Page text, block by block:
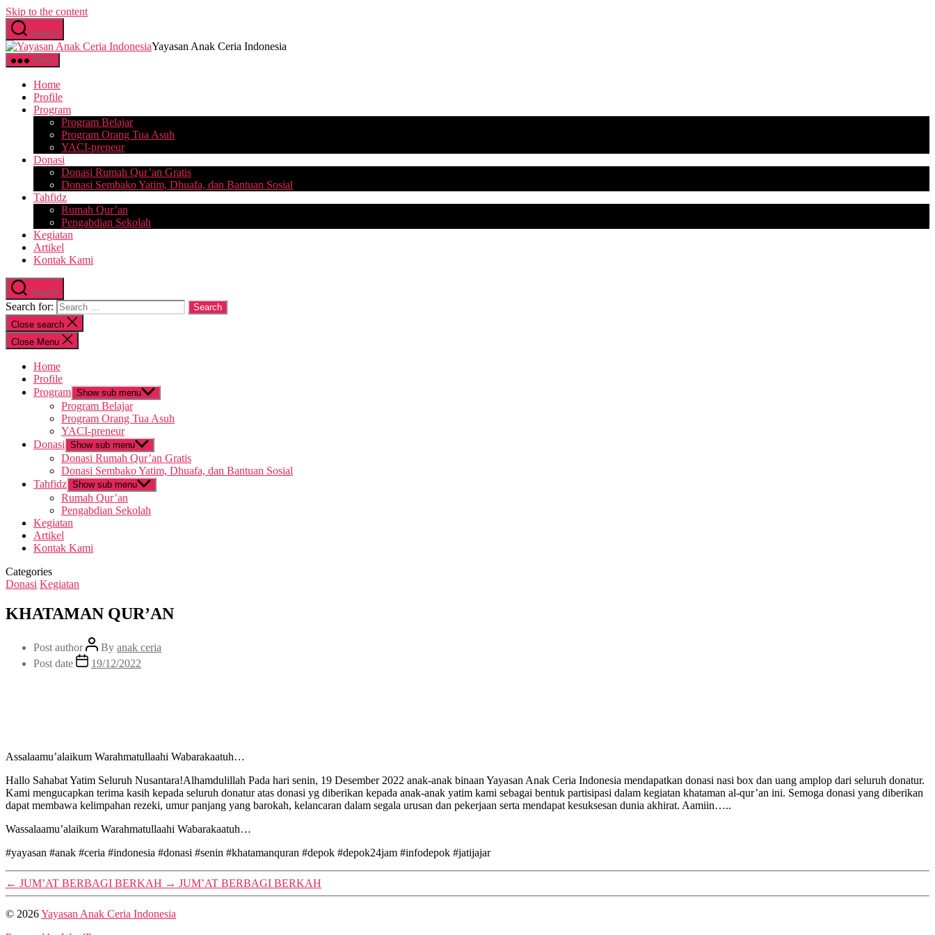
Skip to the content
Search
Yayasan Anak Ceria Indonesia
Menu
Home
Profile
Program
Program Belajar
Program Orang Tua Asuh
YACI-preneur
Donasi
Donasi Rumah Qur’an Gratis
Donasi Sembako Yatim, Dhuafa, dan Bantuan Sosial
Tahfidz
Rumah Qur’an
Pengabdian Sekolah
Kegiatan
Artikel
Kontak Kami
Search
Search for:
Close search
Close Menu
Home
Profile
Program Show sub menu
Program Belajar
Program Orang Tua Asuh
YACI-preneur
Donasi Show sub menu
Donasi Rumah Qur’an Gratis
Donasi Sembako Yatim, Dhuafa, dan Bantuan Sosial
Tahfidz Show sub menu
Rumah Qur’an
Pengabdian Sekolah
Kegiatan
Artikel
Kontak Kami
Categories
Donasi Kegiatan
KHATAMAN QUR’AN
Post author By anak ceria
Post date
19/12/2022
Assalaamu’alaikum Warahmatullaahi Wabarakaatuh…
Hallo Sahabat Yatim Seluruh Nusantara!Alhamdulillah Pada hari senin, 19 Desember 2022 anak-anak binaan Yayasan Anak Ceria Indonesia mendapatkan donasi nasi box dan uang amplop dari seluruh donatur.
Kami mengucapkan terima kasih kepada seluruh donatur atas donasi yg diberikan kepada anak-anak yatim kami sebagai bentuk partisipasi dalam kegiatan khataman al-qur’an ini. Semoga donasi yang diberikan
dapat membawa kelimpahan rezeki, umur panjang yang barokah, kelancaran dalam segala urusan dan pekerjaan serta mendapat kesuksesan dunia akhirat. Aamiin…..
Wassalaamu’alaikum Warahmatullaahi Wabarakaatuh…
#yayasan #anak #ceria #indonesia #donasi #senin #khatamanquran #depok #depok24jam #infodepok #jatijajar
← JUM’AT BERBAGI BERKAH → JUM’AT BERBAGI BERKAH
© 2026Yayasan Anak Ceria Indonesia